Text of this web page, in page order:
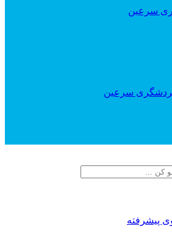
سرعین
سرعین
پیشرفته